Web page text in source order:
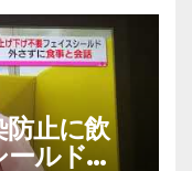
防止に飲
ールド